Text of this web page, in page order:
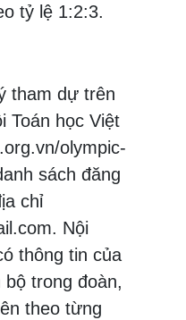
tỷ lệ 1:2:3.
tham dự trên
Toán học Việt
olympic-
sách đăng
chỉ
Nội
thông tin của
trong đoàn,
theo từng